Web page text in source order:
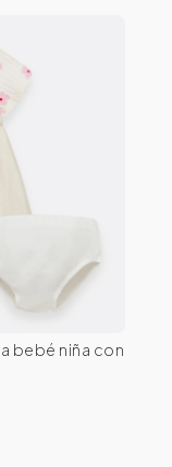
bebé niña con